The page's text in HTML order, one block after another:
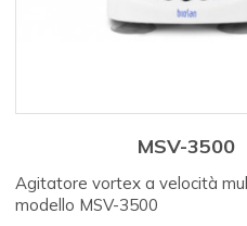
MSV-3500
Agitatore vortex a velocità
modello MSV-3500